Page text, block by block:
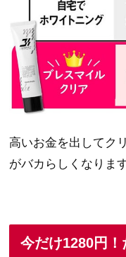
高いお金を出してク
がバカらしくなりま
今だけ1280円！